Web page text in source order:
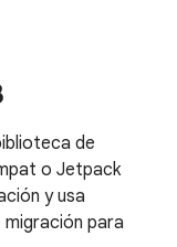
de
o Jetpack
y usa
para